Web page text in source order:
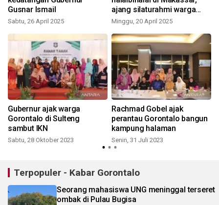
Gusnar Ismail
Sabtu, 26 April 2025
ajang silaturahmi warga
perantau
Minggu, 20 April 2025
Gubernur ajak warga
Gorontalo di Sulteng
sambut IKN
Sabtu, 28 Oktober 2023
Rachmad Gobel ajak
perantau Gorontalo bangun
kampung halaman
Senin, 31 Juli 2023
Terpopuler - Kabar Gorontalo
Seorang mahasiswa UNG meninggal terseret
ombak di Pulau Bugisa